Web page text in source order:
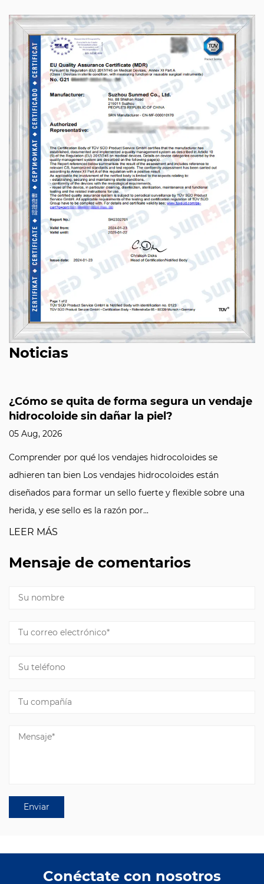
Noticias
¿Cómo se quita de forma segura un vendaje
hidrocoloide sin dañar la piel?
05 Aug, 2026
Comprender por qué los vendajes hidrocoloides se
adhieren tan bien Los vendajes hidrocoloides están
diseñados para formar un sello fuerte y flexible sobre una
herida, y ese sello es la razón por...
LEER MÁS
Mensaje de comentarios
Conéctate con nosotros